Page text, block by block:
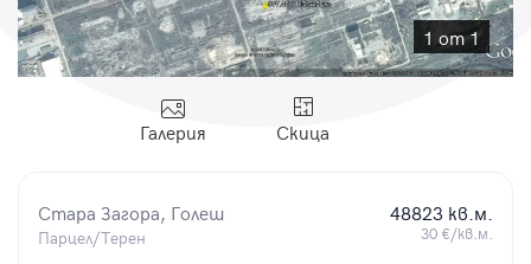
1 от 1
Галерия Скица
Стара Загора, Голеш
Парцел/Терен
48823 кв.м.
30 €/кв.м.
Парола